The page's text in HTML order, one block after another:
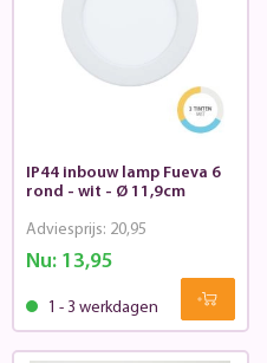
IP44 inbouw lamp Fueva 6
rond - wit - Ø 11,9cm
Nu: 13,95
Adviesprijs: 20,95
1 - 3 werkdagen